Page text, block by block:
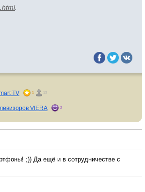
.
TV 1 13
VIERA 2
;)) Да ещё и в сотрудничестве с